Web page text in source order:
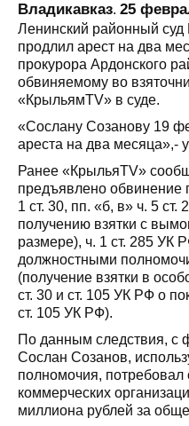
Владикавказ. 25
Ленинский районный суд
продлил арест на два
прокурора Ардонского
обвиняемому во
«КрыльямTV» в суде.
«Сослану Созанову 19
ареста на два месяца»,-
Ранее «КрыльяTV»
предъявлено обвинение
1 ст. 30, пп. «б, в» ч. 5
получению взятки с
размере), ч. 1 ст. 285 УК
должностными
(получение взятки в
ст. 30 и ст. 105 УК РФ о
ст. 105 УК РФ).
По данным следствия, с
Сослан Созанов,
полномочия, потребовал
коммерческих
миллиона рублей за